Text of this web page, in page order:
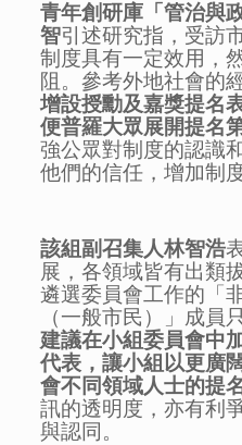
青年創研庫「管治與
智引述研究指，受訪
制度具有一定效用，
阻。參考外地社會的
增設授勳及嘉獎提名
便普羅大眾展開提名
強公眾對制度的認識
他們的信任，增加制
該組副召集人林智浩
展，各領域皆有出類
遴選委員會工作的「
（一般市民）」成員
建議在小組委員會中
代表，讓小組以更廣
會不同領域人士的提
訊的透明度，亦有利
與認同。